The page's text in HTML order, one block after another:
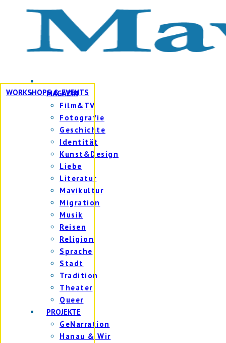
WORKSHOPS & EVENTS
MAGAZIN
Film&TV
Fotografie
Geschichte
Identität
Kunst&Design
Liebe
Literatur
Mavikultur
Migration
Musik
Reisen
Religion
Sprache
Stadt
Tradition
Theater
Queer
PROJEKTE
GeNarration
Hanau & Wir